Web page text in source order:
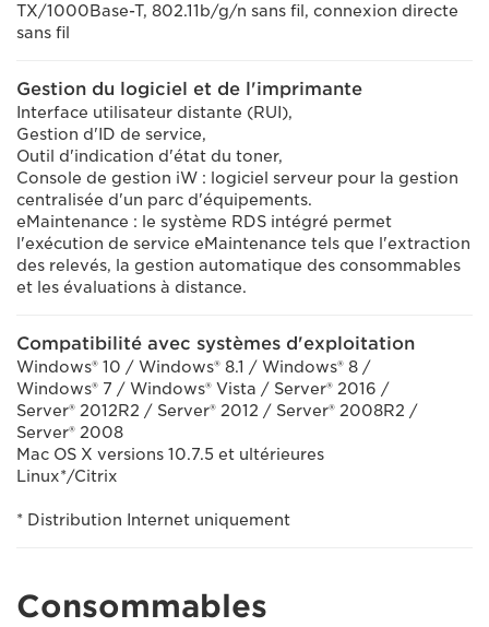
TX/1000Base-T, 802.11b/g/n sans fil, connexion directe
sans fil
Gestion du logiciel et de l'imprimante
Interface utilisateur distante (RUI),
Gestion d'ID de service,
Outil d'indication d'état du toner,
Console de gestion iW : logiciel serveur pour la gestion
centralisée d'un parc d'équipements.
eMaintenance : le système RDS intégré permet
l'exécution de service eMaintenance tels que l'extraction
des relevés, la gestion automatique des consommables
et les évaluations à distance.
Compatibilité avec systèmes d'exploitation
Windows® 10 / Windows® 8.1 / Windows® 8 /
Windows® 7 / Windows® Vista / Server® 2016 /
Server® 2012R2 / Server® 2012 / Server® 2008R2 /
Server® 2008
Mac OS X versions 10.7.5 et ultérieures
Linux*/Citrix
* Distribution Internet uniquement
Consommables